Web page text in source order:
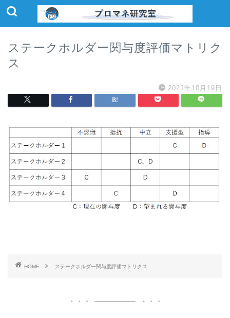
ステークホルダー関与度評価マトリク
ス
2021年10月19日
HOME ステークホルダー関与度評価マトリクス